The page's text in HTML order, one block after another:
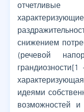
отчетливые
снижением
(речевой
идеями
возможностей